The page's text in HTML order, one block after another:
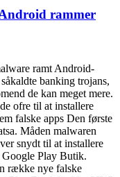
rammer
ramt Android-
banking trojans,
de kan meget mere.
ofre til at installere
falske apps Den første
Måden malwaren
snydt til at installere
Google Play Butik.
række nye falske